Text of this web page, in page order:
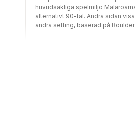
huvudsakliga spelmiljö
alternativt 90-tal. Andra sidan
andra setting, baserad på Boulder